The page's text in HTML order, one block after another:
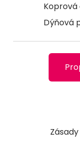
Dýňová